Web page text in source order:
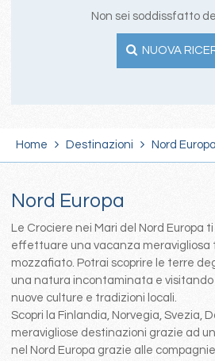
Non sei soddissfatto
NUOVA
Home Destinazioni Nord Europa
Nord Europa
Le Crociere nei Mari del Nord Europa
effettuare una vacanza meravigliosa
mozzafiato. Potrai scoprire le terre
una natura incontaminata e
nuove culture e tradizioni locali.
Scopri la Finlandia, Norvegia, Svezia,
meravigliose destinazioni grazie ad
nel Nord Europa grazie alle